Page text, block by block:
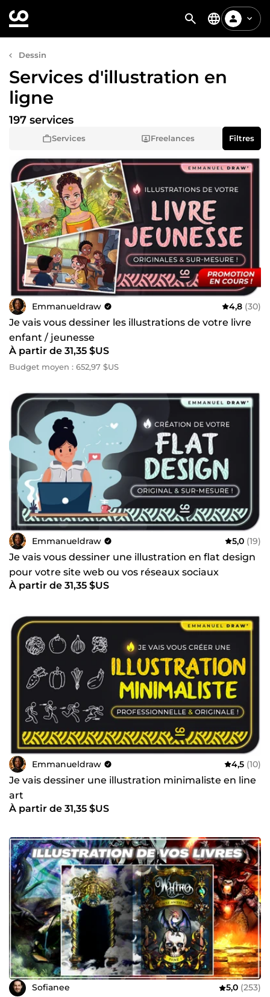
Dessin
Services d'illustration en
ligne
Services Freelances
197 services
Filtres
Emmanueldraw 4,8 (30)
Je vais vous dessiner les illustrations de votre livre
enfant / jeunesse
À partir de 31,35 $US
Budget moyen : 652,97 $US
Emmanueldraw 5,0 (19)
Je vais vous dessiner une illustration en flat design
pour votre site web ou vos réseaux sociaux
À partir de 31,35 $US
Emmanueldraw 4,5 (10)
Je vais dessiner une illustration minimaliste en line
art
À partir de 31,35 $US
Sofianee 5,0 (253)